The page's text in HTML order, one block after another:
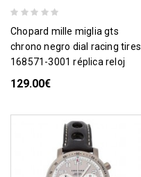
chopard mille miglia gts
chrono negro dial racing tires
168571-3001 réplica reloj
129.00€